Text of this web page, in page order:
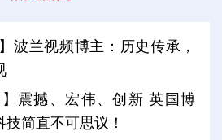
波兰视频博主：历史传承，
】震撼、宏伟、创新 英国博
简直不可思议！